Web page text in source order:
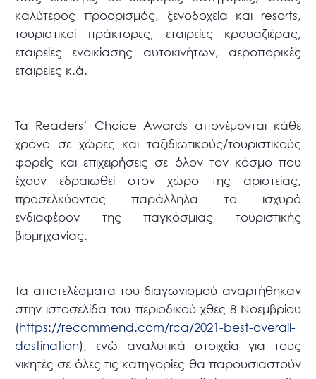
καλύτερος προορισμός, ξενοδοχεία και resorts,
τουριστικοί πράκτορες, εταιρείες κρουαζιέρας,
εταιρείες ενοικίασης αυτοκινήτων, αεροπορικές
εταιρείες κ.ά.
Τα Readers’ Choice Awards απονέμονται κάθε
χρόνο σε χώρες και ταξιδιωτικούς/τουριστικούς
φορείς και επιχειρήσεις σε όλον τον κόσμο που
έχουν εδραιωθεί στον χώρο της αριστείας,
προσελκύοντας παράλληλα το ισχυρό
ενδιαφέρον της παγκόσμιας τουριστικής
βιομηχανίας.
Τα αποτελέσματα του διαγωνισμού αναρτήθηκαν
στην ιστοσελίδα του περιοδικού χθες 8 Νοεμβρίου
(https://recommend.com/rca/2021-best-overall-
destination), ενώ αναλυτικά στοιχεία για τους
νικητές σε όλες τις κατηγορίες θα παρουσιαστούν